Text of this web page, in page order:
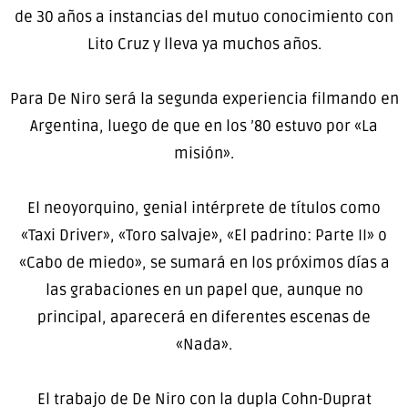
de 30 años a instancias del mutuo conocimiento con
Lito Cruz y lleva ya muchos años.
Para De Niro será la segunda experiencia filmando en
Argentina, luego de que en los ’80 estuvo por «La
misión».
El neoyorquino, genial intérprete de títulos como
«Taxi Driver», «Toro salvaje», «El padrino: Parte II» o
«Cabo de miedo», se sumará en los próximos días a
las grabaciones en un papel que, aunque no
principal, aparecerá en diferentes escenas de
«Nada».
El trabajo de De Niro con la dupla Cohn-Duprat